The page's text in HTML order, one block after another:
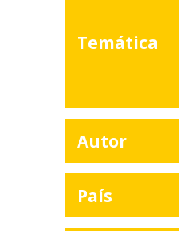
Temática
Autor
País